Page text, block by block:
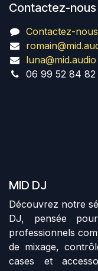
Contactez-nous
Contactez-nous
luna@mid.audio
06 99 52 84 82
MID DJ
Découvrez notre
DJ, pensée
professionnels
de mixage,
cases et